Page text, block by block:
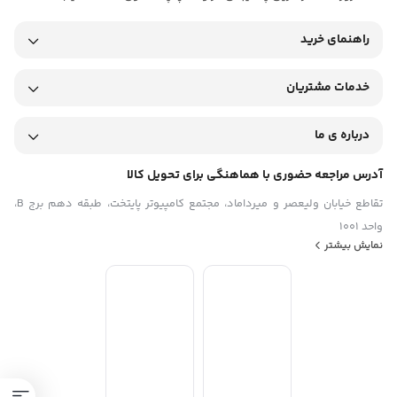
ندارد
قابلیت‌ های شارژر :
ایمن (MultiProtect)
سایر مشخصات :
گوشی های سازگار پس از این ورژن ها
راهنمای خرید
خدمات مشتریان
درباره ی ما
آدرس مراجعه حضوری با هماهنگی برای تحویل کالا
تقاطع خیابان ولیعصر و میرداماد، مجتمع کامپیوتر پایتخت، طبقه دهم برج B،
واحد 1001
نمایش بیشتر